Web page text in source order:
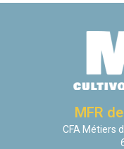
MFR
CFA Métiers